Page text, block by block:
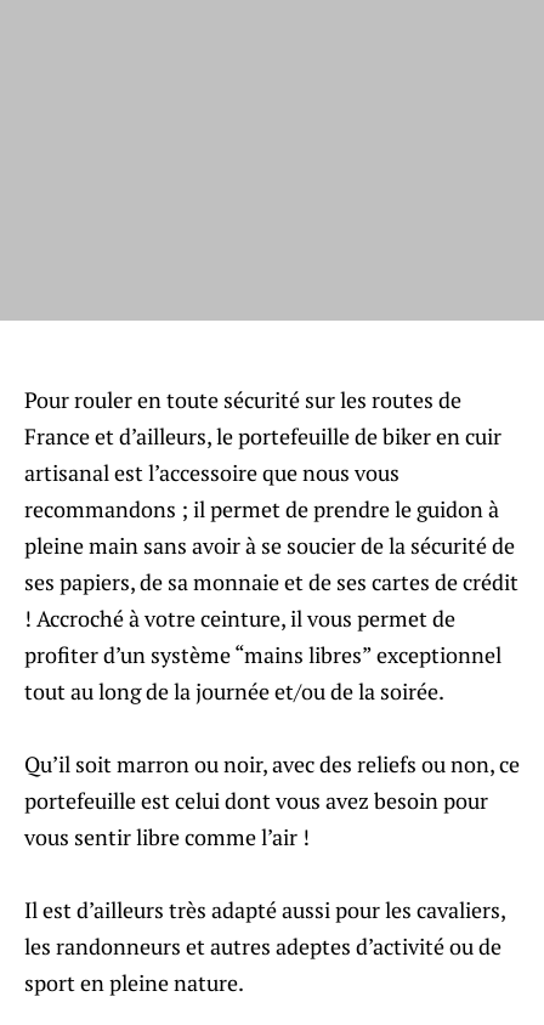
Pour rouler en toute sécurité sur les routes de
France et d’ailleurs, le portefeuille de biker en cuir
artisanal est l’accessoire que nous vous
recommandons ; il permet de prendre le guidon à
pleine main sans avoir à se soucier de la sécurité de
ses papiers, de sa monnaie et de ses cartes de crédit
! Accroché à votre ceinture, il vous permet de
profiter d’un système “mains libres” exceptionnel
tout au long de la journée et/ou de la soirée.
Qu’il soit marron ou noir, avec des reliefs ou non, ce
portefeuille est celui dont vous avez besoin pour
vous sentir libre comme l’air !
Il est d’ailleurs très adapté aussi pour les cavaliers,
les randonneurs et autres adeptes d’activité ou de
sport en pleine nature.